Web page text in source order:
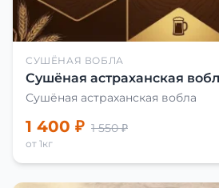
СУШЁНАЯ ВОБЛА
Сушёная астраханская
Сушёная астраханская вобла
1 400 ₽ 1 550 ₽
от 1кг